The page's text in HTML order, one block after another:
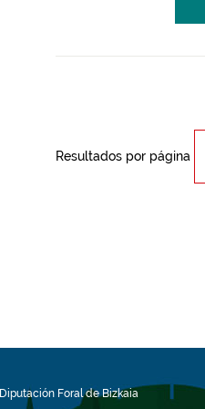
Resultados por página
Diputación Foral de Bizkaia